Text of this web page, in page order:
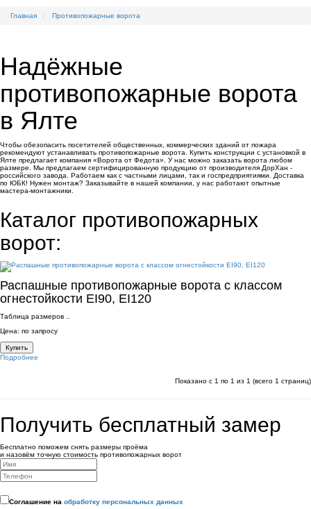
Главная Противопожарные ворота
Надёжные
противопожарные ворота
в Ялте
Чтобы обезопасить посетителей общественных, коммерческих зданий от пожара
рекомендуют устанавливать противопожарные ворота. Купить конструкции с установкой в
Ялте предлагает компания «Ворота от Федота». У нас можно заказать ворота любом
размере. Мы предлагаем сертифицированную продукцию от производителя ДорХан -
российского завода. Работаем как с частными лицами, так и госпредприятиями. Доставка
по ЮБК! Нужен монтаж? Заказывайте в нашей компании, у нас работают опытные
мастера-монтажники.
Каталог противопожарных
ворот:
Распашные противопожарные ворота с классом
огнестойкости EI90, EI120
Таблица размеров ..
Цена: по запросу
Купить
Подробнее
Показано с 1 по 1 из 1 (всего 1 страниц)
Получить бесплатный замер
Бесплатно поможем снять размеры проёма
и назовём точную стоимость противопожарных ворот
Соглашение на обработку персональных данных